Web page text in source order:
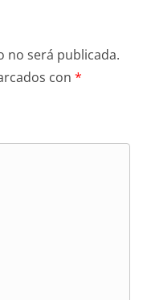
no será publicada.
con *